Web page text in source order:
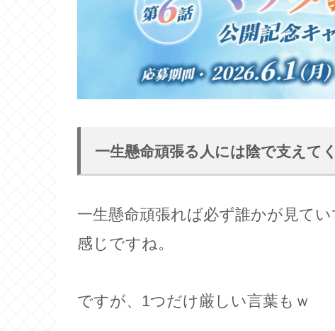
一生懸命頑張る人には陰で支えて
一生懸命頑張れば必ず誰かが見て
感じですね。
ですが、1つだけ厳しい言葉もｗ